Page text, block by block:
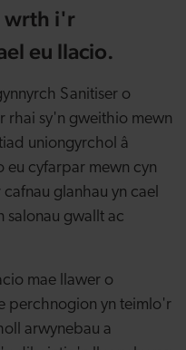
wrth i'r
eu llacio.
Sanitiser o
rhai sy'n gweithio mewn
uniongyrchol â
eu cyfarpar mewn cyn
glanhau yn cael
salonau gwallt ac
mae llawer o
perchnogion yn teimlo'r
arwynebau a